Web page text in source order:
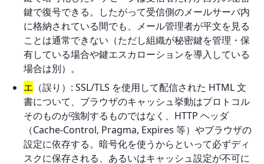
鍵で復号できる。したがって受信側のメールサーバ内
に格納されている間でも、メール管理者が平文を見る
ことは通常できない（ただし組織が秘密鍵を管理・保
有している場合や鍵エスカローションを導入している
場合は別）。
エ （誤り）: SSL/TLS を使用して配信された HTML 文
書について、ブラウザのキャッシュ挙動はプロトコル
そのものが強制するものではなく、HTTP ヘッダ
（Cache-Control, Pragma, Expires 等）やブラウザの
設定に依存する。暗号化を使うからといって必ずディ
スクに保存される、あるいはキャッシュ設定が不可に